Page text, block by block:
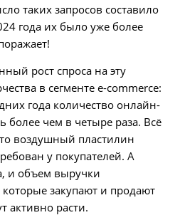
таких запросов составило
года их было уже более
рост спроса на эту
в сегменте e-commerce:
года количество онлайн-
более чем в четыре раза. Всё
воздушный пластилин
у покупателей. А
и объем выручки
закупают и продают
активно расти.